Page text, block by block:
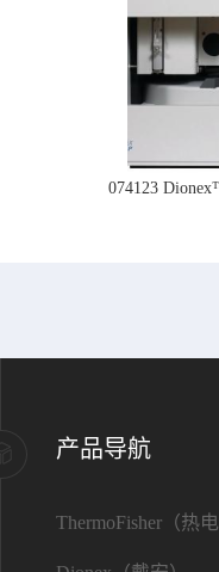
074123
产品导航
ThermoFisher（热电